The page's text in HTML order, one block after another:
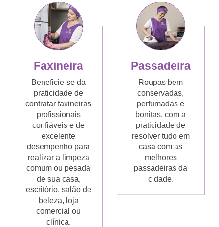
Faxineira
Beneficie-se da
praticidade de
contratar faxineiras
profissionais
confiáveis e de
excelente
desempenho para
realizar a limpeza
comum ou pesada
de sua casa,
escritório, salão de
beleza, loja
comercial ou
clínica.
Passadeira
Roupas bem
conservadas,
perfumadas e
bonitas, com a
praticidade de
resolver tudo em
casa com as
melhores
passadeiras da
cidade.